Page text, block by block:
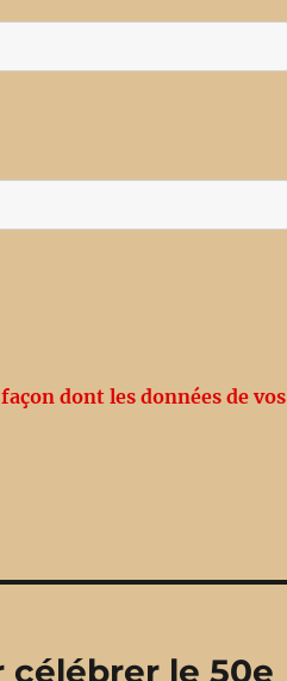
dont les données de vos
célébrer le 50e